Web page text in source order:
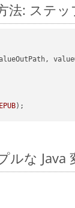
法: ステ
EPUB
ルな Java